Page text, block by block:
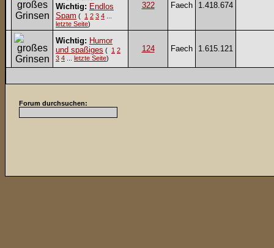
Wichtig: Endlos
Spam ( 1 2 3 4
letzte Seite)
322 Faech 1.418.674
Wichtig: Humor
und spaßiges ( 1 2
3 4 letzte Seite)
124 Faech 1.615.121
Forum durchsuchen: